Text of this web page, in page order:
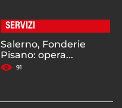
SERVIZI
Salerno, Fonderie
Pisano: opera...
91